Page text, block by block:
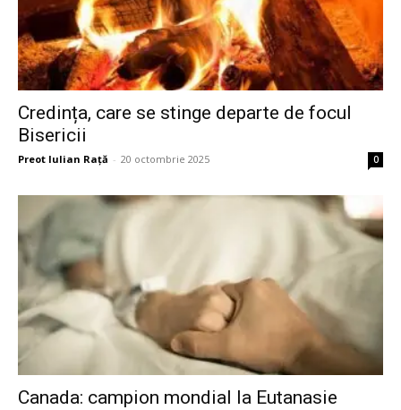
Credința, care se stinge departe de focul
Bisericii
Preot Iulian Raţă - 20 octombrie 2025 0
Canada: campion mondial la Eutanasie